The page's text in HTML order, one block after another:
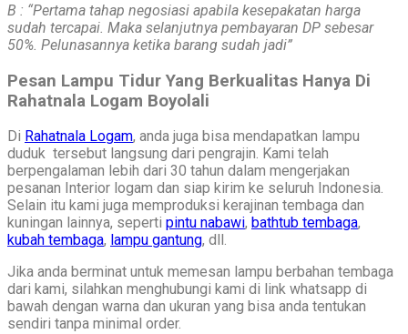
B : “Pertama tahap negosiasi apabila kesepakatan harga
sudah tercapai. Maka selanjutnya pembayaran DP sebesar
50%. Pelunasannya ketika barang sudah jadi”
Pesan Lampu Tidur Yang Berkualitas Hanya Di
Rahatnala Logam Boyolali
Di Rahatnala Logam, anda juga bisa mendapatkan lampu
duduk tersebut langsung dari pengrajin. Kami telah
berpengalaman lebih dari 30 tahun dalam mengerjakan
pesanan Interior logam dan siap kirim ke seluruh Indonesia.
Selain itu kami juga memproduksi kerajinan tembaga dan
kuningan lainnya, seperti pintu nabawi, bathtub tembaga,
kubah tembaga, lampu gantung, dll.
Jika anda berminat untuk memesan lampu berbahan tembaga
dari kami, silahkan menghubungi kami di link whatsapp di
bawah dengan warna dan ukuran yang bisa anda tentukan
sendiri tanpa minimal order.